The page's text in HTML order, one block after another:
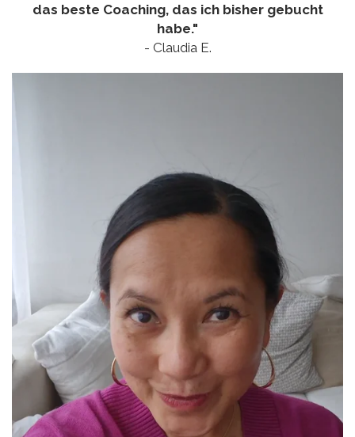
das beste Coaching, das ich bisher gebucht
habe."
- Claudia E.